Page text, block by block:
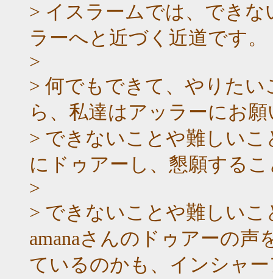
> イスラームでは、でき
ラーへと近づく近道です。
>
> 何でもできて、やりた
ら、私達はアッラーにお
> できないことや難しい
にドゥアーし、懇願する
>
> できないことや難しい
amanaさんのドゥアーの
ているのかも、インシャ